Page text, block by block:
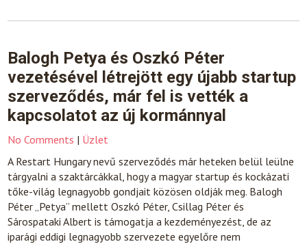
Balogh Petya és Oszkó Péter
vezetésével létrejött egy újabb startup
szerveződés, már fel is vették a
kapcsolatot az új kormánnyal
No Comments | Üzlet
A Restart Hungary nevű szerveződés már heteken belül leülne
tárgyalni a szaktárcákkal, hogy a magyar startup és kockázati
tőke-világ legnagyobb gondjait közösen oldják meg. Balogh
Péter „Petya” mellett Oszkó Péter, Csillag Péter és
Sárospataki Albert is támogatja a kezdeményezést, de az
iparági eddigi legnagyobb szervezete egyelőre nem